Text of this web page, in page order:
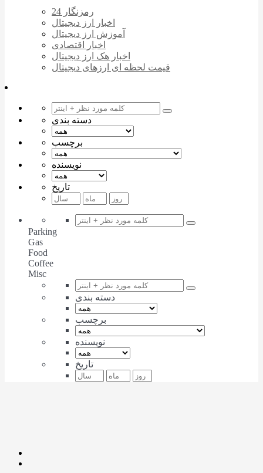
رمزنگار 24
اخبار ارز دیجیتال
آموزش ارز دیجیتال
اخبار اقتصادی
اخبار هک ارز دیجیتال
قیمت لحظه ای ارزهای دیجیتال
دسته بندی
برچسب
نویسنده
تاریخ
Parking
Gas
Food
Coffee
Misc
دسته بندی
برچسب
نویسنده
تاریخ